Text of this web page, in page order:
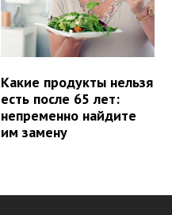
Какие продукты нельзя
есть после 65 лет:
непременно найдите
им замену